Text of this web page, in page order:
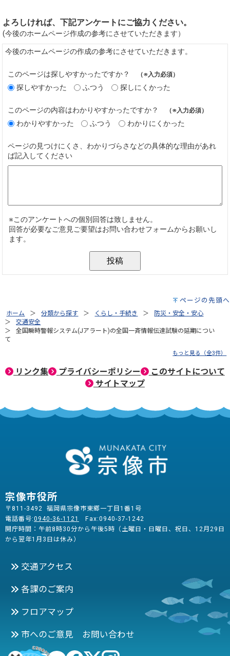
ページの先頭へ
ホーム 分類から探す くらし・手続き
防災・安全・安心
交通安全
全国瞬時警報システム(Jアラート)の全国一斉情報伝達試験の延期につい
て
もっと見る（全3件）
リンク集 プライバシーポリシー
このサイトについて
サイトマップ
宗像市役所
〒811-3492 福岡県宗像市東郷一丁目1番1号
電話番号:0940-36-1121
Fax:0940-37-1242
開庁時間：午前8時30分から午後5時（土曜日・日曜日、祝日、12月29日
から翌年1月3日は休み）
交通アクセス
各課のご案内
フロアマップ
市へのご意見 お問い合わせ